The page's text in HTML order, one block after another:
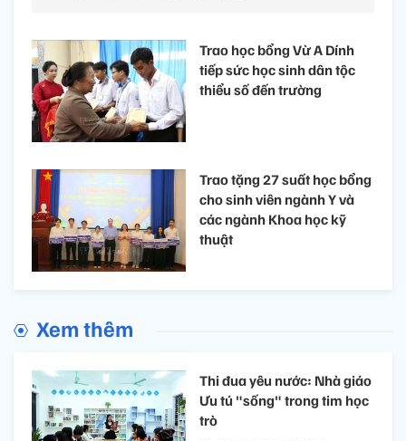
Trao học bổng Vừ A Dính
tiếp sức học sinh dân tộc
thiểu số đến trường
Trao tặng 27 suất học bổng
cho sinh viên ngành Y và
các ngành Khoa học kỹ
thuật
Xem thêm
Thi đua yêu nước: Nhà giáo
Ưu tú "sống" trong tim học
trò